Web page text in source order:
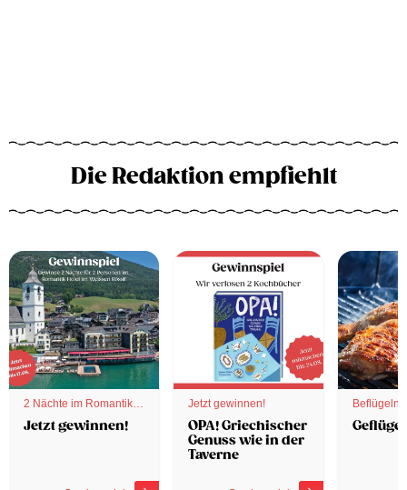
Die Redaktion empfiehlt
2 Nächte im Romantik
Hotel
Jetzt gewinnen!
Jetzt gewinnen!
OPA! Griechischer
Genuss wie in der
Taverne